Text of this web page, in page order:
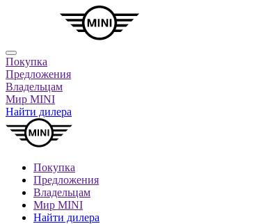
Покупка
Предложения
Владельцам
Мир MINI
Найти дилера
Покупка
Предложения
Владельцам
Мир MINI
Найти дилера